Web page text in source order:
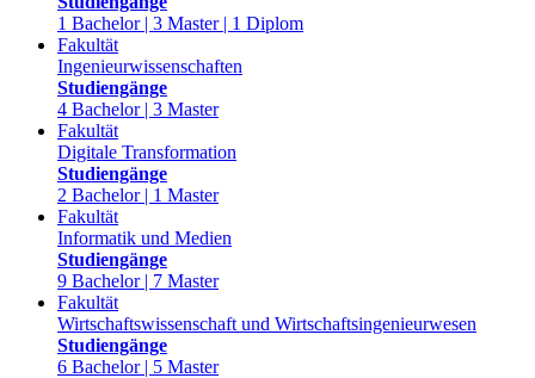
1 Bachelor | 3 Master | 1 Diplom
Fakultät
Ingenieurwissenschaften
Studiengänge
4 Bachelor | 3 Master
Fakultät
Digitale Transformation
Studiengänge
2 Bachelor | 1 Master
Fakultät
Informatik und Medien
Studiengänge
9 Bachelor | 7 Master
Fakultät
Wirtschaftswissenschaft und Wirtschaftsingenieurwesen
Studiengänge
6 Bachelor | 5 Master